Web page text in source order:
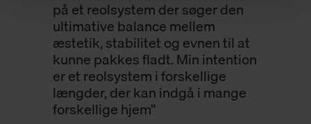
på et reolsystem der søger den
ultimative balance mellem
æstetik, stabilitet og evnen til at
kunne pakkes fladt. Min intention
er et reolsystem i forskellige
længder, der kan indgå i mange
forskellige hjem”